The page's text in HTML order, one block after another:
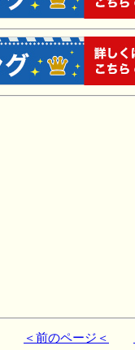
＜前のページ＜